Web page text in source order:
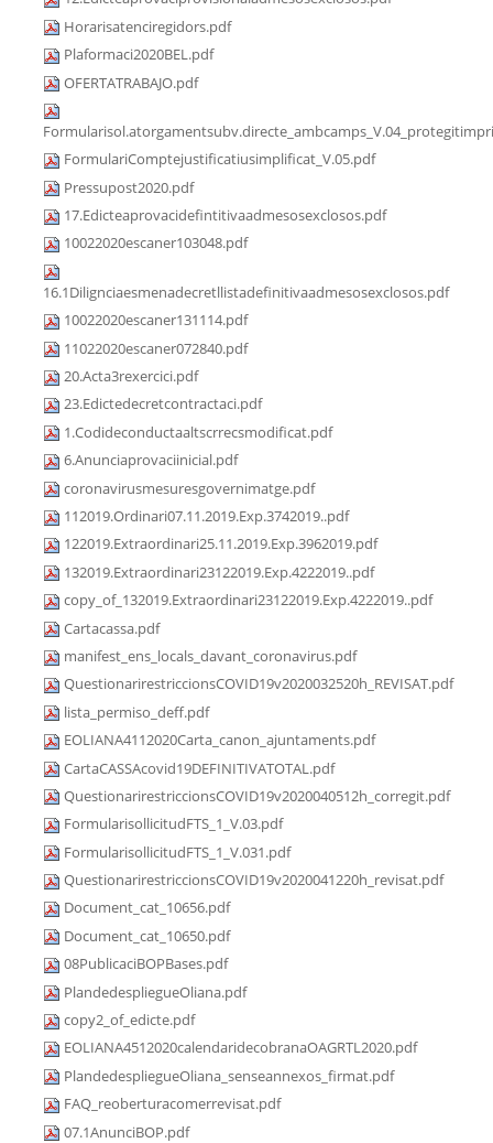
Horarisatenciregidors.pdf
Plaformaci2020BEL.pdf
OFERTATRABAJO.pdf
FormulariComptejustificatiusimplificat_V.05.pdf
Pressupost2020.pdf
17.Edicteaprovacidefintitivaadmesosexclosos.pdf
10022020escaner103048.pdf
16.1Dilignciaesmenadecretllistadefinitivaadmesosexclosos.pdf
10022020escaner131114.pdf
11022020escaner072840.pdf
20.Acta3rexercici.pdf
23.Edictedecretcontractaci.pdf
1.Codideconductaaltscrrecsmodificat.pdf
6.Anunciaprovaciinicial.pdf
coronavirusmesuresgovernimatge.pdf
112019.Ordinari07.11.2019.Exp.3742019..pdf
122019.Extraordinari25.11.2019.Exp.3962019.pdf
132019.Extraordinari23122019.Exp.4222019..pdf
copy_of_132019.Extraordinari23122019.Exp.4222019..pdf
Cartacassa.pdf
manifest_ens_locals_davant_coronavirus.pdf
QuestionarirestriccionsCOVID19v2020032520h_REVISAT.pdf
lista_permiso_deff.pdf
EOLIANA4112020Carta_canon_ajuntaments.pdf
CartaCASSAcovid19DEFINITIVATOTAL.pdf
QuestionarirestriccionsCOVID19v2020040512h_corregit.pdf
FormularisollicitudFTS_1_V.03.pdf
FormularisollicitudFTS_1_V.031.pdf
QuestionarirestriccionsCOVID19v2020041220h_revisat.pdf
Document_cat_10656.pdf
Document_cat_10650.pdf
08PublicaciBOPBases.pdf
PlandedespliegueOliana.pdf
copy2_of_edicte.pdf
EOLIANA4512020calendaridecobranaOAGRTL2020.pdf
PlandedespliegueOliana_senseannexos_firmat.pdf
FAQ_reoberturacomerrevisat.pdf
07.1AnunciBOP.pdf